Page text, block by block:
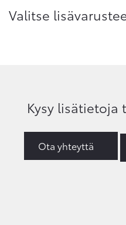
Valitse
Kysy
Ota yhteyttä